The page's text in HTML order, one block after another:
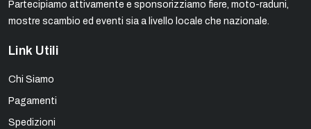
Partecipiamo attivamente e sponsorizziamo fiere, moto-raduni,
mostre scambio ed eventi sia a livello locale che nazionale.
Link Utili
Chi Siamo
Pagamenti
Spedizioni